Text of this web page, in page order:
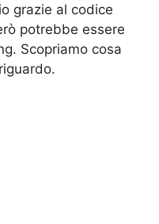
grazie al codice
potrebbe essere
Scopriamo cosa